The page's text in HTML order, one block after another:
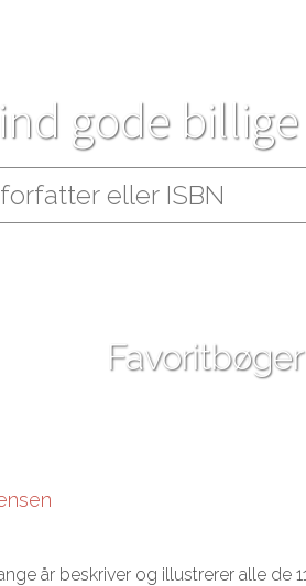
gode
Favoritbøger
år beskriver og illustrerer alle de